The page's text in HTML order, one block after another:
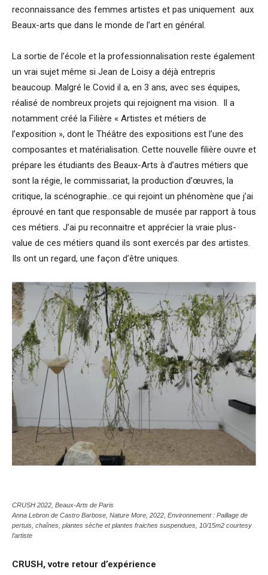
reconnaissance des femmes artistes et pas uniquement aux
Beaux-arts que dans le monde de l’art en général.
La sortie de l’école et la professionnalisation reste également
un vrai sujet même si Jean de Loisy a déjà entrepris
beaucoup. Malgré le Covid il a, en 3 ans, avec ses équipes,
réalisé de nombreux projets qui rejoignent ma vision. Il a
notamment créé la Filière « Artistes et métiers de
l’exposition », dont le Théâtre des expositions est l’une des
composantes et matérialisation. Cette nouvelle filière ouvre et
prépare les étudiants des Beaux-Arts à d’autres métiers que
sont la régie, le commissariat, la production d’œuvres, la
critique, la scénographie…ce qui rejoint un phénomène que j’ai
éprouvé en tant que responsable de musée par rapport à tous
ces métiers. J’ai pu reconnaitre et apprécier la vraie plus-
value de ces métiers quand ils sont exercés par des artistes.
Ils ont un regard, une façon d’être uniques.
CRUSH 2022, Beaux-Arts de Paris
Anna Lebron de Castro Barbose, Nature More , 2022, Environnement : Paillage de
pertuis, chaînes, plantes sèche et plantes fraiches suspendues, 10/15m2 courtesy
l’artiste
CRUSH, votre retour d’expérience